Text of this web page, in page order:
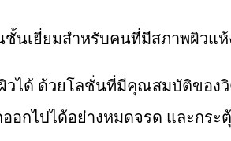
นเยี่ยมสำหรับคนที่มีสภาพผิวแ
วได้ ด้วยโลชั่นที่มีคุณสมบัติของ
อกไปได้อย่างหมดจรด และกระ